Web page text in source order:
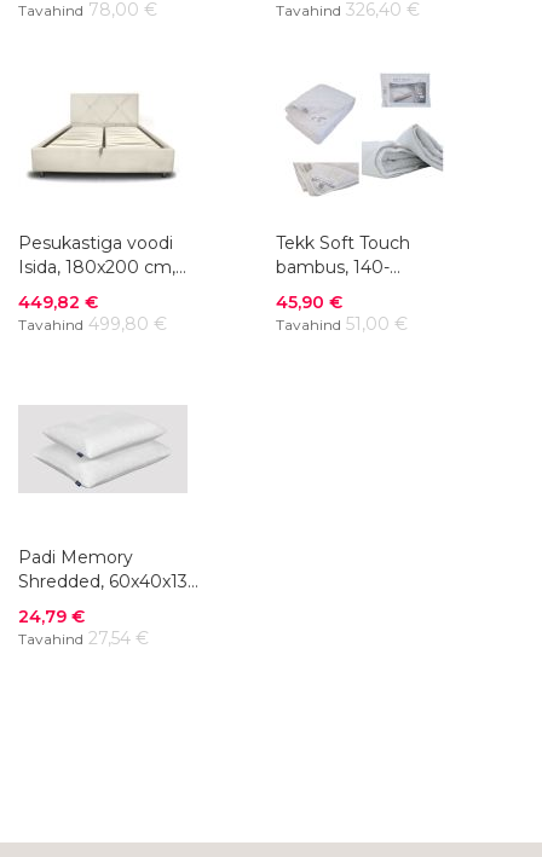
Tavahind 78,00 € Tavahind 326,40 €
Pesukastiga voodi
Isida, 180x200 cm,
värvivalik
Soodushind
449,82 €
Tavahind 499,80 €
Tekk Soft Touch
bambus, 140-
220x200 cm
Soodushind
45,90 €
Tavahind 51,00 €
Padi Memory
Shredded, 60x40x13
cm
Soodushind
24,79 €
Tavahind 27,54 €